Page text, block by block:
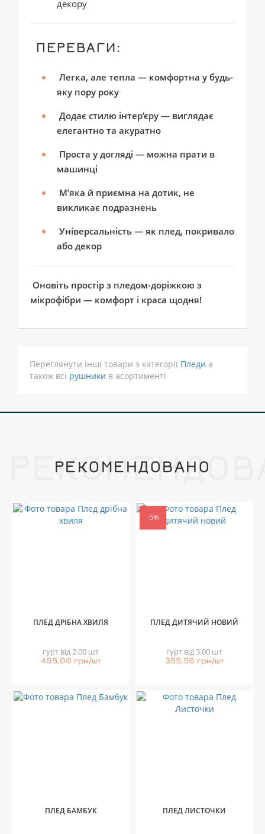
декору
ПЕРЕВАГИ:
Легка, але тепла — комфортна у будь-
яку пору року
Додає стилю інтер’єру — виглядає
елегантно та акуратно
Проста у догляді — можна прати в
машинці
М’яка й приємна на дотик, не
викликає подразнень
Універсальність — як плед, покривало
або декор
Оновіть простір з пледом-доріжкою з
мікрофібри — комфорт і краса щодня!
Переглянути інші товари з категорії Пледи а
також всі рушники в асортименті
РЕКОМЕНДОВАНО
ПЛЕД ДРІБНА ХВИЛЯ
гурт від 2.00 шт
405,00 грн/шт
-5%
ПЛЕД ДИТЯЧИЙ НОВИЙ
гурт від 3.00 шт
355,50 грн/шт
ПЛЕД БАМБУК ПЛЕД ЛИСТОЧКИ